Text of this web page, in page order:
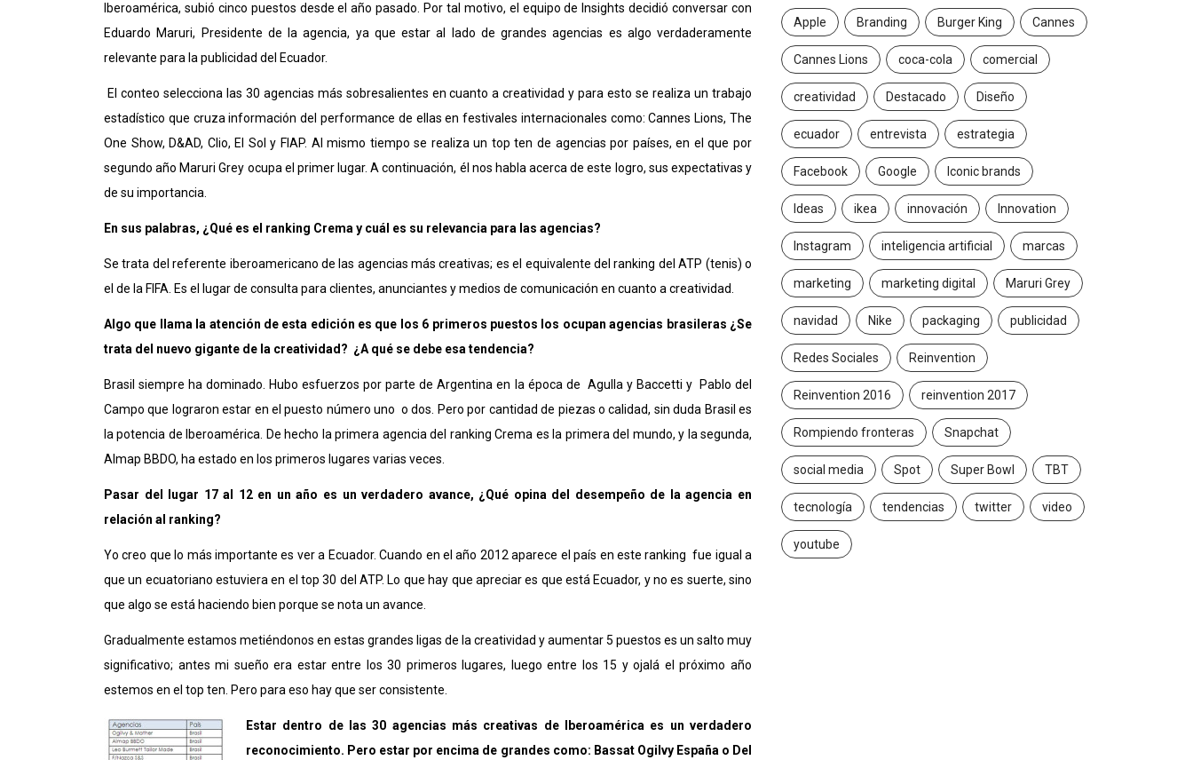
Iberoamérica, subió cinco puestos desde el año pasado. Por tal motivo, el equipo de Insights decidió conversar con
Eduardo Maruri, Presidente de la agencia, ya que estar al lado de grandes agencias es algo verdaderamente
relevante para la publicidad del Ecuador.
El conteo selecciona las 30 agencias más sobresalientes en cuanto a creatividad y para esto se realiza un trabajo
estadístico que cruza información del performance de ellas en festivales internacionales como: Cannes Lions, The
One Show, D&AD, Clio, El Sol y FIAP. Al mismo tiempo se realiza un top ten de agencias por países, en el que por
segundo año Maruri Grey ocupa el primer lugar. A continuación, él nos habla acerca de este logro, sus expectativas y
de su importancia.
En sus palabras, ¿Qué es el ranking Crema y cuál es su relevancia para las agencias?
Se trata del referente iberoamericano de las agencias más creativas; es el equivalente del ranking del ATP (tenis) o
el de la FIFA. Es el lugar de consulta para clientes, anunciantes y medios de comunicación en cuanto a creatividad.
Algo que llama la atención de esta edición es que los 6 primeros puestos los ocupan agencias brasileras ¿Se
trata del nuevo gigante de la creatividad? ¿A qué se debe esa tendencia?
Brasil siempre ha dominado. Hubo esfuerzos por parte de Argentina en la época de Agulla y Baccetti y Pablo del
Campo que lograron estar en el puesto número uno o dos. Pero por cantidad de piezas o calidad, sin duda Brasil es
la potencia de Iberoamérica. De hecho la primera agencia del ranking Crema es la primera del mundo, y la segunda,
Almap BBDO, ha estado en los primeros lugares varias veces.
Pasar del lugar 17 al 12 en un año es un verdadero avance, ¿Qué opina del desempeño de la agencia en
relación al ranking?
Yo creo que lo más importante es ver a Ecuador. Cuando en el año 2012 aparece el país en este ranking fue igual a
que un ecuatoriano estuviera en el top 30 del ATP. Lo que hay que apreciar es que está Ecuador, y no es suerte, sino
que algo se está haciendo bien porque se nota un avance.
Gradualmente estamos metiéndonos en estas grandes ligas de la creatividad y aumentar 5 puestos es un salto muy
significativo; antes mi sueño era estar entre los 30 primeros lugares, luego entre los 15 y ojalá el próximo año
estemos en el top ten. Pero para eso hay que ser consistente.
Estar dentro de las 30 agencias más creativas de Iberoamérica es un verdadero
reconocimiento. Pero estar por encima de grandes como: Bassat Ogilvy España o Del
Apple Branding Burger King Cannes
Cannes Lions coca-cola comercial
creatividad Destacado Diseño
ecuador entrevista estrategia
Facebook Google Iconic brands
Ideas ikea innovación Innovation
Instagram inteligencia artificial marcas
marketing marketing digital Maruri Grey
navidad Nike packaging publicidad
Redes Sociales Reinvention
Reinvention 2016 reinvention 2017
Rompiendo fronteras Snapchat
social media Spot Super Bowl TBT
tecnología tendencias twitter video
youtube